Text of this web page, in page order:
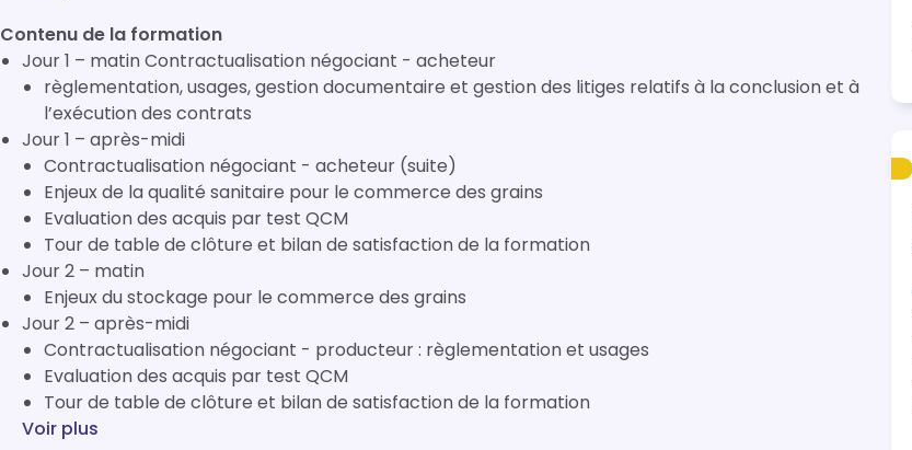
Contenu de la formation
Jour 1 – matin Contractualisation négociant - acheteur
règlementation, usages, gestion documentaire et gestion des litiges relatifs à la conclusion et à
l’exécution des contrats
Jour 1 – après-midi
Contractualisation négociant - acheteur (suite)
Enjeux de la qualité sanitaire pour le commerce des grains
Evaluation des acquis par test QCM
Tour de table de clôture et bilan de satisfaction de la formation
Jour 2 – matin
Enjeux du stockage pour le commerce des grains
Jour 2 – après-midi
Contractualisation négociant - producteur : règlementation et usages
Evaluation des acquis par test QCM
Tour de table de clôture et bilan de satisfaction de la formation
Voir plus